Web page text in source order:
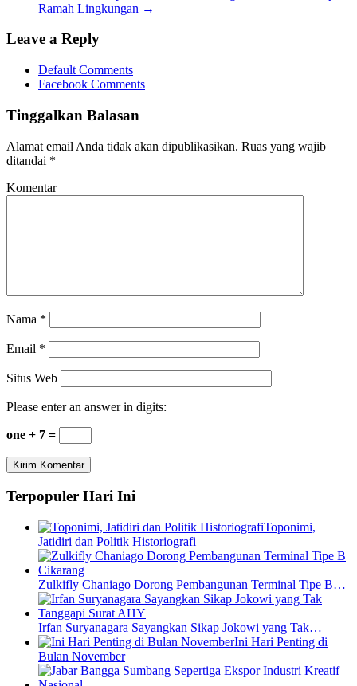
Ramah Lingkungan →
Leave a Reply
Default Comments
Facebook Comments
Tinggalkan Balasan
Alamat email Anda tidak akan dipublikasikan. Ruas yang wajib
ditandai *
Komentar
Nama *
Email *
Situs Web
Please enter an answer in digits:
one + 7 =
Terpopuler Hari Ini
Toponimi,
Jatidiri dan Politik Historiografi
Zulkifly Chaniago Dorong Pembangunan Terminal Tipe B…
Irfan Suryanagara Sayangkan Sikap Jokowi yang Tak…
Ini Hari Penting di
Bulan November